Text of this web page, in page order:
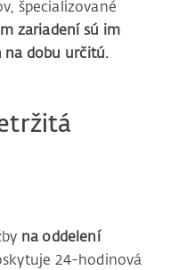
špecializované
zariadení sú im
na dobu určitú.
na oddelení
24-hodinová